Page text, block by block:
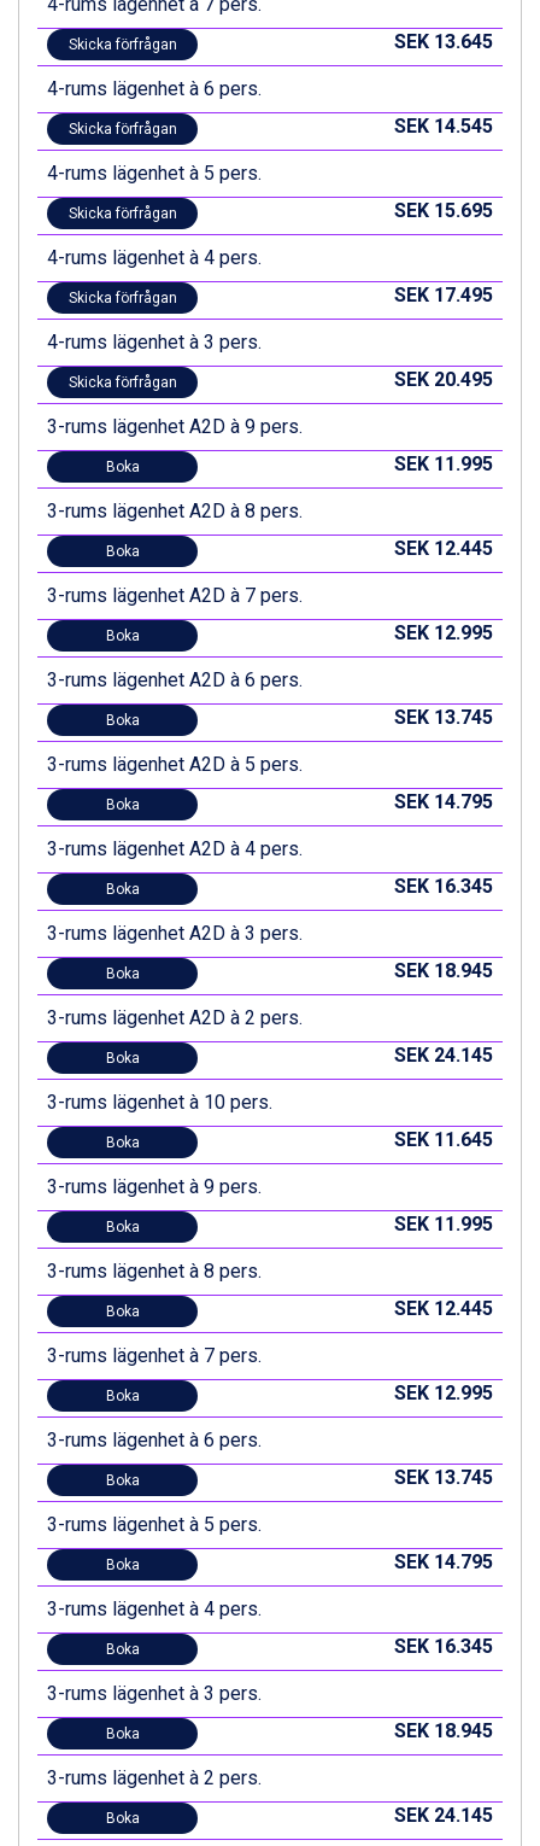
Fieberbrunn från 9.645 kr.
Ischgl från 11.295 kr.
Wagrain från 7.095 kr.
Val Thorens från 8.395 kr.
St. Anton från 11.245 kr.
Zell am See från 6.295 kr.
Canazei från 7.195 kr.
Livigno från 5.595 kr.
Ponte di Legno från 7.395 kr.
Sauze dOulx från 6.145 kr.
Alleghe från 8.545 kr.
Bad Gastein från 6.295 kr.
Arabba från 11.045 kr.
Skicka förfrågan SEK 13.645
4-rums lägenhet à 6 pers.
Skicka förfrågan SEK 14.545
4-rums lägenhet à 5 pers.
Skicka förfrågan SEK 15.695
4-rums lägenhet à 4 pers.
Skicka förfrågan SEK 17.495
4-rums lägenhet à 3 pers.
Skicka förfrågan SEK 20.495
3-rums lägenhet A2D à 9 pers.
Boka SEK 11.995
3-rums lägenhet A2D à 8 pers.
Boka SEK 12.445
3-rums lägenhet A2D à 7 pers.
Boka SEK 12.995
3-rums lägenhet A2D à 6 pers.
Boka SEK 13.745
3-rums lägenhet A2D à 5 pers.
Boka SEK 14.795
3-rums lägenhet A2D à 4 pers.
Boka SEK 16.345
3-rums lägenhet A2D à 3 pers.
Boka SEK 18.945
3-rums lägenhet A2D à 2 pers.
Boka SEK 24.145
3-rums lägenhet à 10 pers.
Boka SEK 11.645
3-rums lägenhet à 9 pers.
Boka SEK 11.995
3-rums lägenhet à 8 pers.
Boka SEK 12.445
3-rums lägenhet à 7 pers.
Boka SEK 12.995
3-rums lägenhet à 6 pers.
Boka SEK 13.745
3-rums lägenhet à 5 pers.
Boka SEK 14.795
3-rums lägenhet à 4 pers.
Boka SEK 16.345
3-rums lägenhet à 3 pers.
Boka SEK 18.945
3-rums lägenhet à 2 pers.
Boka SEK 24.145